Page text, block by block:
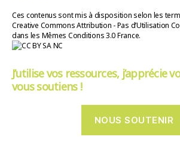
Ces contenus sont mis à disposition selon les
Creative Commons Attribution - Pas d’Utilisation
dans les Mêmes Conditions 3.0 France.
J’utilise vos ressources, j’apprécie
vous soutiens !
NOUS SOUTENIR